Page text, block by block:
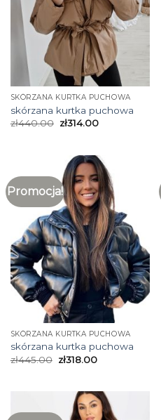
SKÓRZANA KURTKA PUCHOWA
skórzana kurtka puchowa
zł440.00 zł314.00
Promocja!
SKÓRZANA KURTKA PUCHOWA
skórzana kurtka puchowa
zł445.00 zł318.00